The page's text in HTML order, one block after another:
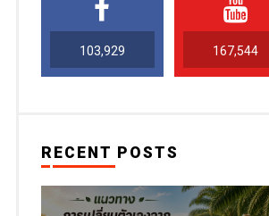
103,929 167,544
RECENT POSTS